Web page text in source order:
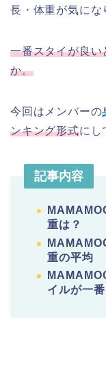
長・体重が気にな
一番スタイが良
か。
今回はメンバーの
ンキング形式にし
記事内容
重は？
重の平均
イルが一